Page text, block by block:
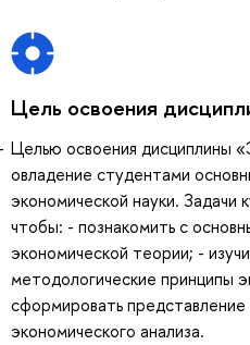
Цель освоения
Целью освоения дисциплины
овладение студентами
экономической науки. Задачи
чтобы: - познакомить с
экономической теории; -
методологические принципы
сформировать
экономического анализа.